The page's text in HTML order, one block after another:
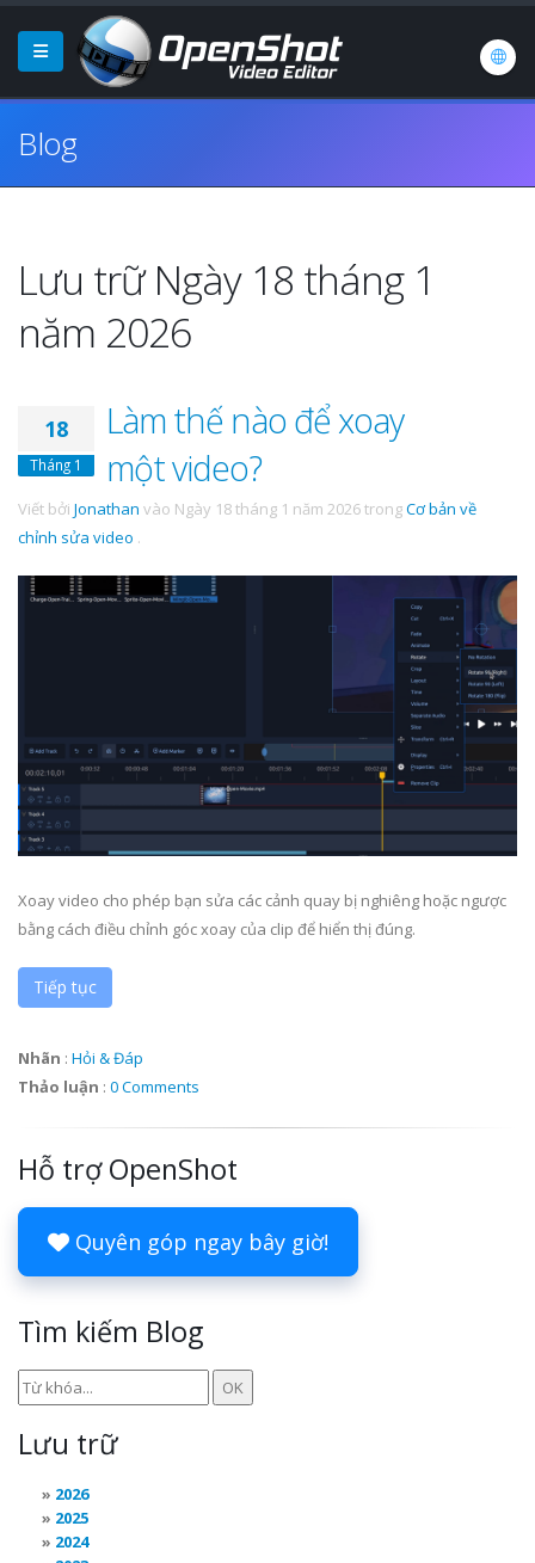
Blog
Lưu trữ Ngày 18 tháng 1
năm 2026
18
Tháng 1
Làm thế nào để xoay
một video?
Viết bởi Jonathan vào Ngày 18 tháng 1 năm 2026trongCơ bản về
chỉnh sửa video .
Xoay video cho phép bạn sửa các cảnh quay bị nghiêng hoặc ngược
bằng cách điều chỉnh góc xoay của clip để hiển thị đúng.
Tiếp tục
Nhãn : Hỏi & Đáp
Thảo luận : 0 Comments
Hỗ trợ OpenShot
Quyên góp ngay bây giờ!
Tìm kiếm Blog
Lưu trữ
2026
2025
2024